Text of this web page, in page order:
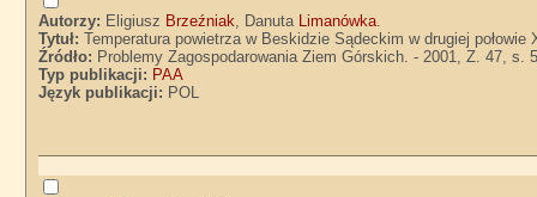
Autorzy: Eligiusz Brzeźniak, Danuta Limanówka.
Tytuł:Temperatura powietrza w Beskidzie Sądeckim w drugiej
Źródło: Problemy Zagospodarowania Ziem Górskich. - 2001, Z. 47, s.
Typ publikacji: PAA
Język publikacji: POL